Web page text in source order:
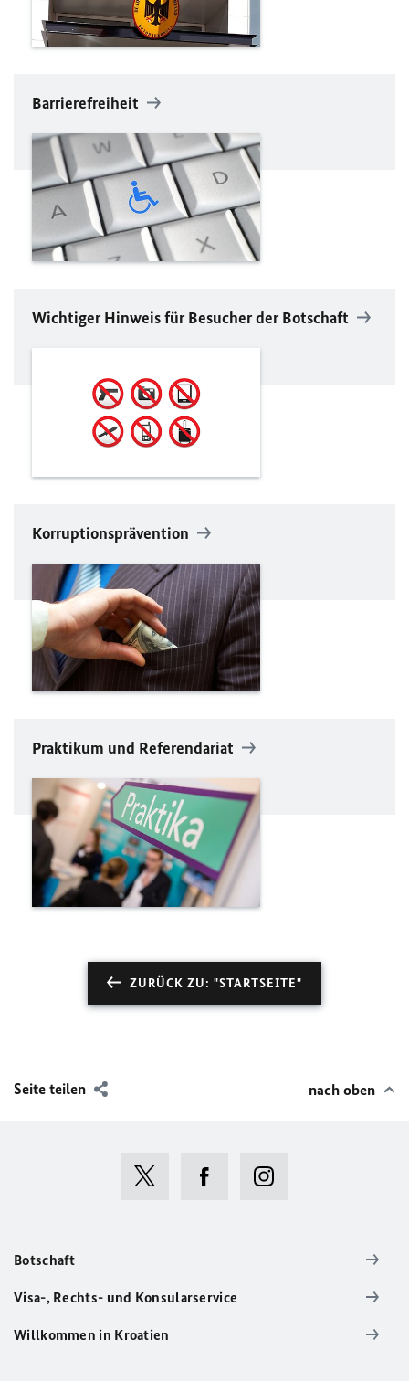
Barrierefreiheit
Wichtiger Hinweis für Besucher der Botschaft
Korruptionsprävention
Praktikum und Referendariat
ZURÜCK ZU: "STARTSEITE"
Seite teilen nach oben
Botschaft
Visa-, Rechts- und Konsularservice
Willkommen in Kroatien